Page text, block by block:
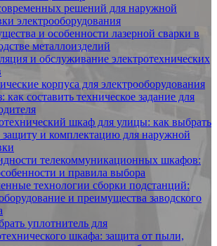
решений для наружной
электрооборудования
и особенности лазерной сварки в
металлоизделий
и обслуживание электротехнических
корпуса для электрооборудования
как составить техническое задание для
шкаф для улицы: как выбрать
защиту и комплектацию для наружной
телекоммуникационных шкафов:
и правила выбора
технологии сборки подстанций:
и преимущества заводского
уплотнитель для
шкафа: защита от пыли,